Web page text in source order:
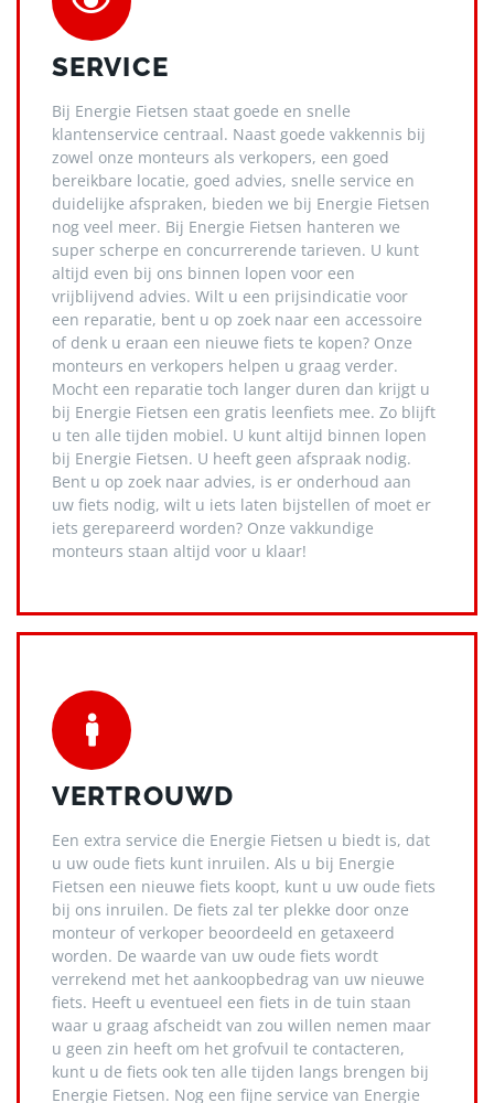
SERVICE
Bij Energie Fietsen staat goede en snelle
klantenservice centraal. Naast goede vakkennis bij
zowel onze monteurs als verkopers, een goed
bereikbare locatie, goed advies, snelle service en
duidelijke afspraken, bieden we bij Energie Fietsen
nog veel meer. Bij Energie Fietsen hanteren we
super scherpe en concurrerende tarieven. U kunt
altijd even bij ons binnen lopen voor een
vrijblijvend advies. Wilt u een prijsindicatie voor
een reparatie, bent u op zoek naar een accessoire
of denk u eraan een nieuwe fiets te kopen? Onze
monteurs en verkopers helpen u graag verder.
Mocht een reparatie toch langer duren dan krijgt u
bij Energie Fietsen een gratis leenfiets mee. Zo blijft
u ten alle tijden mobiel. U kunt altijd binnen lopen
bij Energie Fietsen. U heeft geen afspraak nodig.
Bent u op zoek naar advies, is er onderhoud aan
uw fiets nodig, wilt u iets laten bijstellen of moet er
iets gerepareerd worden? Onze vakkundige
monteurs staan altijd voor u klaar!
VERTROUWD
Een extra service die Energie Fietsen u biedt is, dat
u uw oude fiets kunt inruilen. Als u bij Energie
Fietsen een nieuwe fiets koopt, kunt u uw oude fiets
bij ons inruilen. De fiets zal ter plekke door onze
monteur of verkoper beoordeeld en getaxeerd
worden. De waarde van uw oude fiets wordt
verrekend met het aankoopbedrag van uw nieuwe
fiets. Heeft u eventueel een fiets in de tuin staan
waar u graag afscheidt van zou willen nemen maar
u geen zin heeft om het grofvuil te contacteren,
kunt u de fiets ook ten alle tijden langs brengen bij
Energie Fietsen. Nog een fijne service van Energie